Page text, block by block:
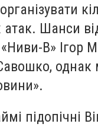
атак. Шанси
В» Ігор
однак
підопічні